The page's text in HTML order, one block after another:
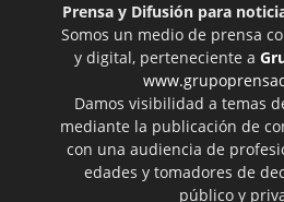
Prensa y Difusión para
Somos un medio de prensa
y digital, perteneciente a
Damos visibilidad a temas
mediante la publicación de
con una audiencia de
edades y tomadores de
público y